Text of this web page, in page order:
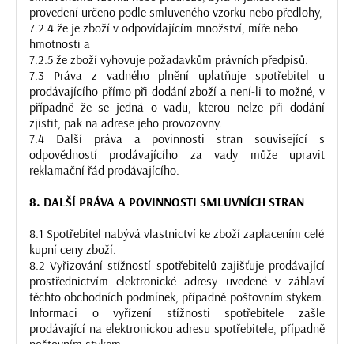
provedení určeno podle smluveného vzorku nebo předlohy,
7.2.4 že je zboží v odpovídajícím množství, míře nebo
hmotnosti a
7.2.5 že zboží vyhovuje požadavkům právních předpisů.
7.3 Práva z vadného plnění uplatňuje spotřebitel u
prodávajícího přímo při dodání zboží a není-li to možné, v
případně že se jedná o vadu, kterou nelze při dodání
zjistit, pak na adrese jeho provozovny.
7.4 Další práva a povinnosti stran související s
odpovědností prodávajícího za vady může upravit
reklamační řád prodávajícího.
8. DALŠÍ PRÁVA A POVINNOSTI SMLUVNÍCH STRAN
8.1 Spotřebitel nabývá vlastnictví ke zboží zaplacením celé
kupní ceny zboží.
8.2 Vyřizování stížností spotřebitelů zajišťuje prodávající
prostřednictvím elektronické adresy uvedené v záhlaví
těchto obchodních podmínek, případně poštovním stykem.
Informaci o vyřízení stížnosti spotřebitele zašle
prodávající na elektronickou adresu spotřebitele, případně